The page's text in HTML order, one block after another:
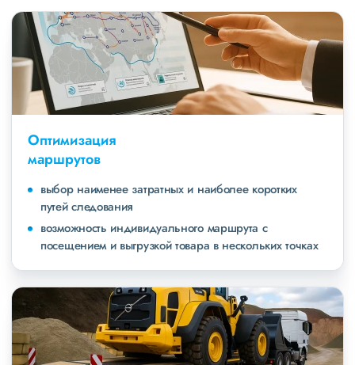
Оптимизация
маршрутов
выбор наименее затратных и наиболее коротких
путей следования
возможность индивидуального маршрута с
посещением и выгрузкой товара в нескольких точках